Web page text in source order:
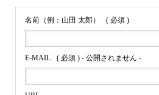
名前（例：山田 太郎） ( 必須 )
E-MAIL ( 必須 ) - 公開されません -